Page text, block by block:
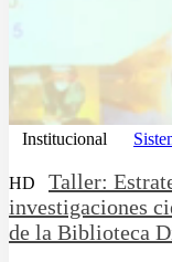
Institucional
HD
Taller:
investigaciones
de la Biblioteca